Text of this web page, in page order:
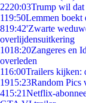
2220:03Trump wil dat
119:50Lemmen boekt
819:42'Zwarte
overlijdensuitkering
1018:20Zangeres en
overleden
116:00Trailers kijken:
1915:23Random Pics
415:21Netflix-